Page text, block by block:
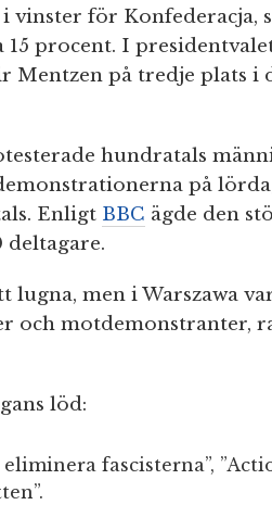
vinster för Konfederacja,
procent. I
Mentzen på tredje plats i
hundratals
på
Enligt BBC ägde den
deltagare.
lugna, men i Warszawa
och motdemonstranter,
löd:
fascisterna”,